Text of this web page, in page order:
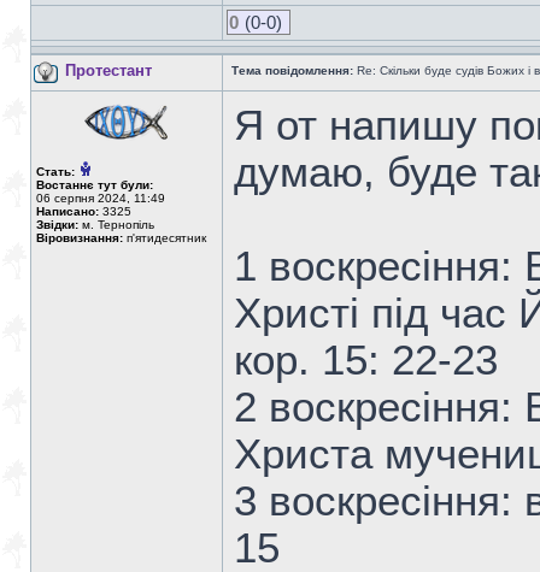
0 (0-0)
Протестант Тема повідомлення: Re: Скільки буде судів Божих і
Стать:
Востаннє тут були:
06 серпня 2024, 11:49
Написано: 3325
Звідки: м. Тернопіль
Віровизнання: п'ятидесятник
Я от напишу
думаю, буде
1
Христі під
кор. 15: 22-23
2 воскресіння:
Христа
3 воскресіння:
15